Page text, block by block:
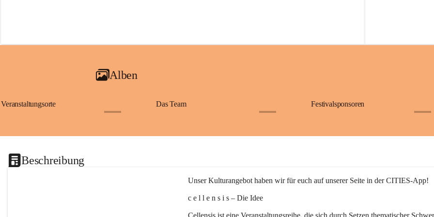
Alben
Veranstaltungsorte Das Team Festivalsponsoren
Beschreibung
Unser Kulturangebot haben wir für euch auf unserer Seite in der CITIES-App!
c e l l e n s i s – Die Idee
Cellensis ist eine Veranstaltungsreihe, die sich durch Setzen thematischer